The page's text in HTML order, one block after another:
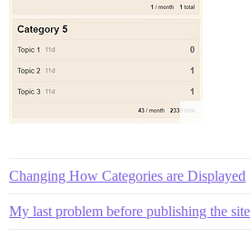
Changing How Categories are Displayed
My last problem before publishing the site